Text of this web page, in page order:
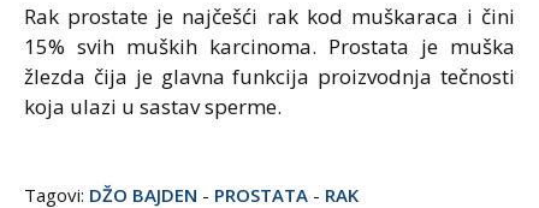
Rak prostate je najčešći rak kod muškaraca i čini
15% svih muških karcinoma. Prostata je muška
žlezda čija je glavna funkcija proizvodnja tečnosti
koja ulazi u sastav sperme.
Tagovi: DŽO BAJDEN - PROSTATA - RAK